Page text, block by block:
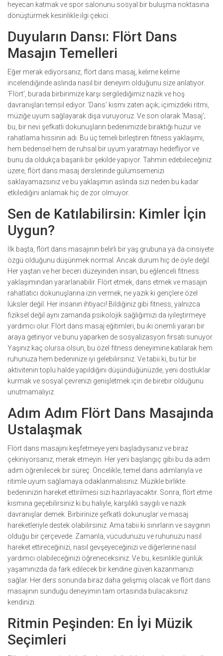
heyecan katmak ve spor salonunu sosyal bir buluşma noktasına
dönüştürmek kesinlikle ilgi çekici.
Duyuların Dansı: Flört Dans
Masajın Temelleri
Eğer merak ediyorsanız, flört dans masaj, kelime kelime
incelendiğinde aslında nasıl bir deneyim olduğunu size anlatıyor.
‘Flört’, burada birbirimize karşı sergilediğimiz nazik ve hoş
davranışları temsil ediyor. ‘Dans’ kısmı zaten açık; içimizdeki ritmi,
müziğe uyum sağlayarak dışa vuruyoruz. Ve son olarak ‘Masaj’;
bu, bir nevi şefkatli dokunuşların bedenimizde bıraktığı huzur ve
rahatlama hissinin adı. Bu üç temeli birleştiren fitness yaklaşımı,
hem bedensel hem de ruhsal bir uyum yaratmayı hedefliyor ve
bunu da oldukça başarılı bir şekilde yapıyor. Tahmin edebileceğiniz
üzere, flört dans masaj derslerinde gülümsemenizi
saklayamazsınız ve bu yaklaşımın aslında sizi neden bu kadar
etkilediğini anlamak hiç de zor olmuyor.
Sen de Katılabilirsin: Kimler İçin
Uygun?
İlk başta, flört dans masajının belirli bir yaş grubuna ya da cinsiyete
özgü olduğunu düşünmek normal. Ancak durum hiç de öyle değil.
Her yaştan ve her beceri düzeyinden insan, bu eğlenceli fitness
yaklaşımından yararlanabilir. Flört etmek, dans etmek ve masajın
rahatlatıcı dokunuşlarına izin vermek, ne yazık ki gençlere özel
lüksler değil. Her insanın ihtiyacı! Bildiğiniz gibi fitness, yalnızca
fiziksel değil aynı zamanda psikolojik sağlığımızı da iyileştirmeye
yardımcı olur. Flört dans masaj eğitimleri, bu iki önemli yararı bir
araya getiriyor ve bunu yaparken de sosyalizasyon fırsatı sunuyor.
Yaşınız kaç olursa olsun, bu özel fitness deneyimine katılarak hem
ruhunuza hem bedeninize iyi gelebilirsiniz. Ve tabii ki, bu tür bir
aktivitenin toplu halde yapıldığını düşündüğünüzde, yeni dostluklar
kurmak ve sosyal çevrenizi genişletmek için de birebir olduğunu
unutmamalıyız.
Adım Adım Flört Dans Masajında
Ustalaşmak
Flört dans masajını keşfetmeye yeni başladıysanız ve biraz
çekiniyorsanız, merak etmeyin. Her yeni başlangıç gibi bu da adım
adım öğrenilecek bir süreç. Öncelikle, temel dans adımlarıyla ve
ritimle uyum sağlamaya odaklanmalısınız. Müzikle birlikte
bedeninizin hareket ettirilmesi sizi hazırlayacaktır. Sonra, flört etme
kısmına geçebilirsiniz ki bu haliyle, karşılıklı saygılı ve nazik
davranışlar demek. Birbirinize şefkatli dokunuşlar ve masaj
hareketleriyle destek olabilirsiniz. Ama tabii ki sınırların ve saygının
olduğu bir çerçevede. Zamanla, vücudunuzu ve ruhunuzu nasıl
hareket ettireceğinizi, nasıl gevşeyeceğinizi ve diğerlerine nasıl
yardımcı olabileceğinizi öğreneceksiniz. Ve bu, kesinlikle günlük
yaşamınızda da fark edilecek bir kendine güven kazanmanızı
sağlar. Her ders sonunda biraz daha gelişmiş olacak ve flört dans
masajının sunduğu deneyimin tam ortasında bulacaksınız
kendinizi.
Ritmin Peşinden: En İyi Müzik
Seçimleri